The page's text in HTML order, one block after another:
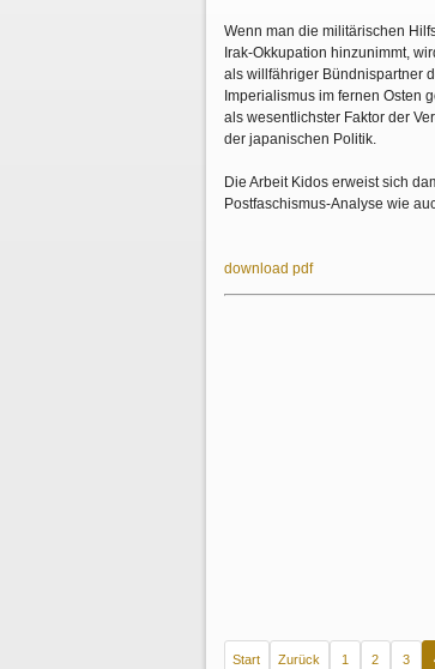
Wenn man die militärischen
Irak-Okkupation hinzunimmt,
als willfähriger Bündnispartner
Imperialismus im fernen Osten
als wesentlichster Faktor der
der japanischen Politik.
Die Arbeit Kidos erweist sich
Postfaschismus-Analyse wie
download pdf
Start Zurück 1 2 3